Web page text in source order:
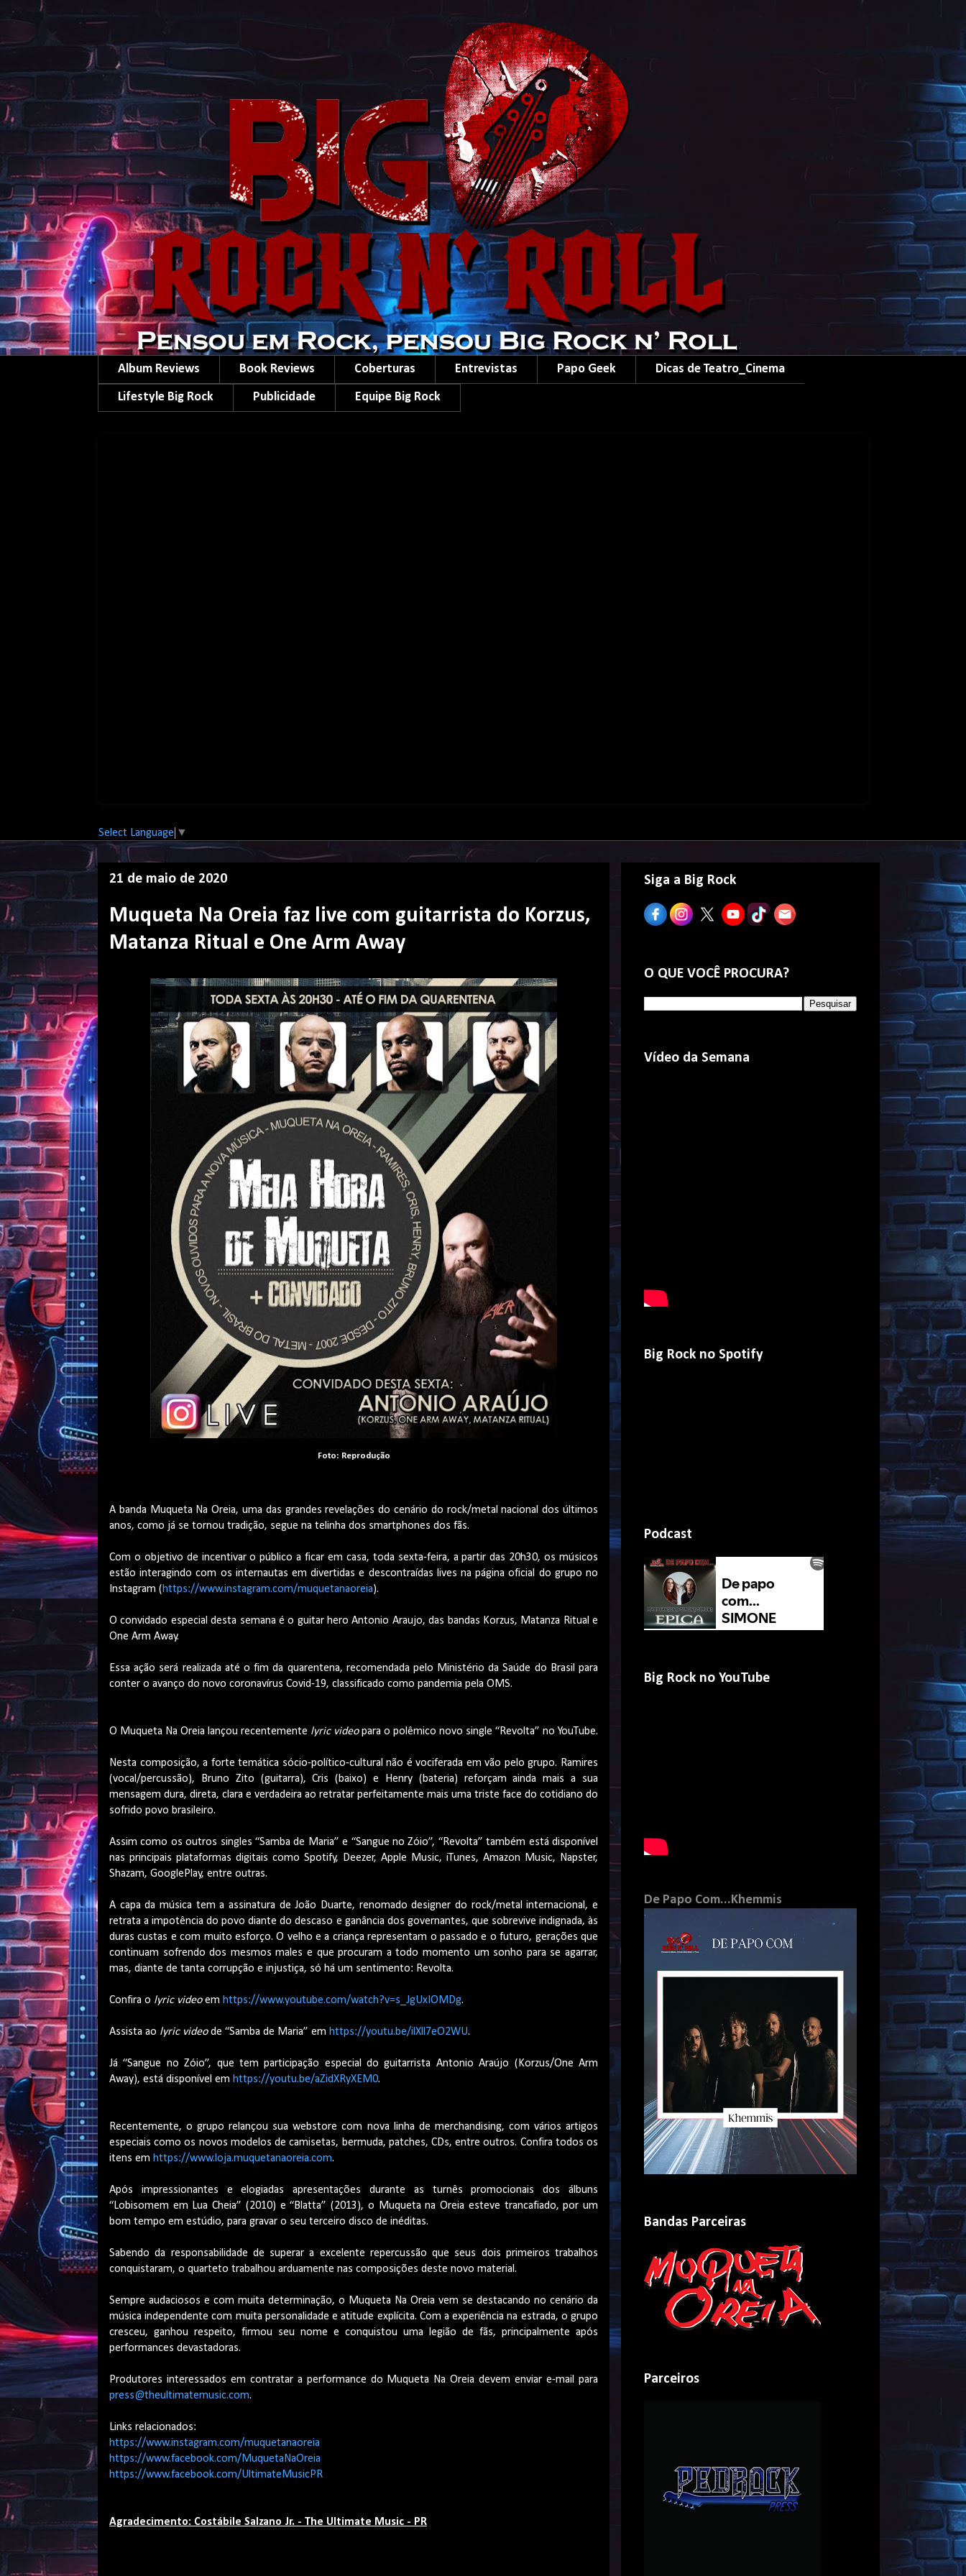
Album Reviews Book Reviews Coberturas Entrevistas Papo Geek Dicas de Teatro_Cinema
Lifestyle Big Rock Publicidade Equipe Big Rock
Select Language ▼
21 de maio de 2020
Muqueta Na Oreia faz live com guitarrista do Korzus,
Matanza Ritual e One Arm Away
Foto: Reprodução
A banda Muqueta Na Oreia, uma das grandes revelações do cenário do rock/metal nacional dos últimos
anos, como já se tornou tradição, segue na telinha dos smartphones dos fãs.
Com o objetivo de incentivar o público a ficar em casa, toda sexta-feira, a partir das 20h30, os músicos
estão interagindo com os internautas em divertidas e descontraídas lives na página oficial do grupo no
Instagram (https://www.instagram.com/muquetanaoreia).
O convidado especial desta semana é o guitar hero Antonio Araujo, das bandas Korzus, Matanza Ritual e
One Arm Away.
Essa ação será realizada até o fim da quarentena, recomendada pelo Ministério da Saúde do Brasil para
conter o avanço do novo coronavírus Covid-19, classificado como pandemia pela OMS.
O Muqueta Na Oreia lançou recentemente lyric videopara o polêmico novo single “Revolta” no YouTube.
Nesta composição, a forte temática sócio-político-cultural não é vociferada em vão pelo grupo. Ramires
(vocal/percussão), Bruno Zito (guitarra), Cris (baixo) e Henry (bateria) reforçam ainda mais a sua
mensagem dura, direta, clara e verdadeira ao retratar perfeitamente mais uma triste face do cotidiano do
sofrido povo brasileiro.
Assim como os outros singles “Samba de Maria” e “Sangue no Zóio”, “Revolta” também está disponível
nas principais plataformas digitais como Spotify, Deezer, Apple Music, iTunes, Amazon Music, Napster,
Shazam, GooglePlay, entre outras.
A capa da música tem a assinatura de João Duarte, renomado designer do rock/metal internacional, e
retrata a impotência do povo diante do descaso e ganância dos governantes, que sobrevive indignada, às
duras custas e com muito esforço. O velho e a criança representam o passado e o futuro, gerações que
continuam sofrendo dos mesmos males e que procuram a todo momento um sonho para se agarrar,
mas, diante de tanta corrupção e injustiça, só há um sentimento: Revolta.
Confira o lyric videoem https://www.youtube.com/watch?v=s_JgUxIOMDg.
Assista ao lyric videode “Samba de Maria” em https://youtu.be/ilXll7eO2WU.
Já “Sangue no Zóio”, que tem participação especial do guitarrista Antonio Araújo (Korzus/One Arm
Away), está disponível em https://youtu.be/aZidXRyXEM0.
Recentemente, o grupo relançou sua webstore com nova linha de merchandising, com vários artigos
especiais como os novos modelos de camisetas, bermuda, patches, CDs, entre outros. Confira todos os
itens em https://www.loja.muquetanaoreia.com.
Após impressionantes e elogiadas apresentações durante as turnês promocionais dos álbuns
“Lobisomem em Lua Cheia” (2010) e “Blatta” (2013), o Muqueta na Oreia esteve trancafiado, por um
bom tempo em estúdio, para gravar o seu terceiro disco de inéditas.
Sabendo da responsabilidade de superar a excelente repercussão que seus dois primeiros trabalhos
conquistaram, o quarteto trabalhou arduamente nas composições deste novo material.
Sempre audaciosos e com muita determinação, o Muqueta Na Oreia vem se destacando no cenário da
música independente com muita personalidade e atitude explícita. Com a experiência na estrada, o grupo
cresceu, ganhou respeito, firmou seu nome e conquistou uma legião de fãs, principalmente após
performances devastadoras.
Produtores interessados em contratar a performance do Muqueta Na Oreia devem enviar e-mail para
press@theultimatemusic.com.
Links relacionados:
https://www.instagram.com/muquetanaoreia
https://www.facebook.com/MuquetaNaOreia
https://www.facebook.com/UltimateMusicPR
Agradecimento: Costábile Salzano Jr. - The Ultimate Music - PR
Siga a Big Rock
O QUE VOCÊ PROCURA?
Vídeo da Semana
Big Rock no Spotify
Podcast
Big Rock no YouTube
De Papo Com...Khemmis
Bandas Parceiras
Parceiros